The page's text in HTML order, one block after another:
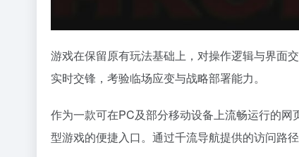
游戏在保留原有玩法基础上，对操作逻辑与界面
实时交锋，考验临场应变与战略部署能力。
作为一款可在PC及部分移动设备上流畅运行的
型游戏的便捷入口。通过千流导航提供的访问路